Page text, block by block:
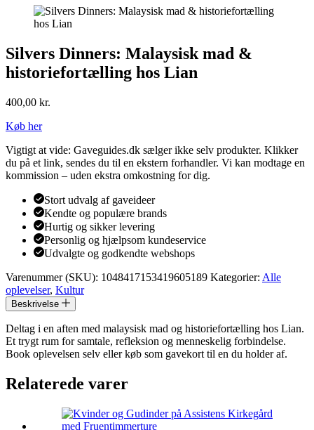
Silvers Dinners: Malaysisk mad &
historiefortælling hos Lian
400,00 kr.
Køb her
Vigtigt at vide: Gaveguides.dk sælger ikke selv produkter. Klikker
du på et link, sendes du til en ekstern forhandler. Vi kan modtage en
kommission – uden ekstra omkostning for dig.
Stort udvalg af gaveideer
Kendte og populære brands
Hurtig og sikker levering
Personlig og hjælpsom kundeservice
Udvalgte og godkendte webshops
Varenummer (SKU): 1048417153419605189 Kategorier: Alle
oplevelser, Kultur
Beskrivelse
Deltag i en aften med malaysisk mad og historiefortælling hos Lian.
Et trygt rum for samtale, refleksion og menneskelig forbindelse.
Book oplevelsen selv eller køb som gavekort til en du holder af.
Relaterede varer